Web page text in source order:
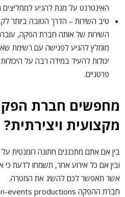
האינטרנט על מנת להגיע לממליצים
טיב השירות – הדרך הטובה ביותר
השירות של אותה חברת הפקה,
מומלץ להגיע לפגישה עם רשימת
יכולות להעיד במידה רבה על
פרטניים.
מחפשים חברת
מקצועית ויצירתית?
בין אם אתם מתכננים חתונה רומנטית
ובין אם כל אירוע אחר, תשמחו לדעת
אשר תאפשר לכם להשיג את המטרה.